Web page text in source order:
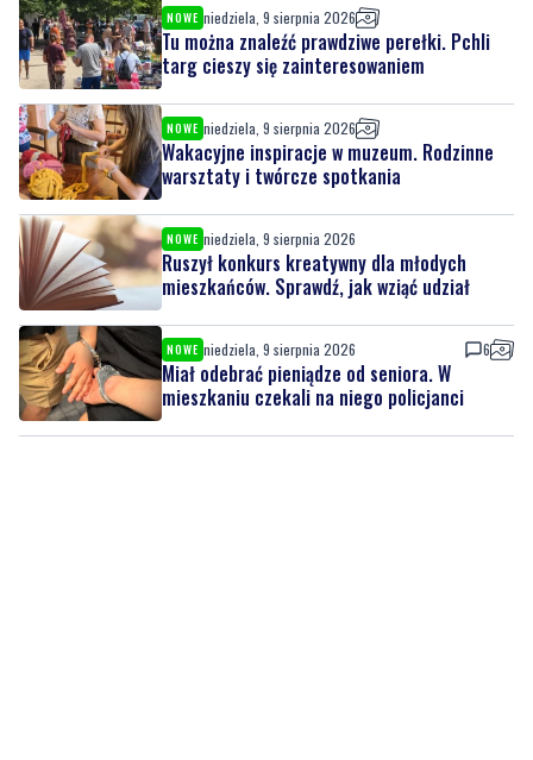
NOWE niedziela, 9 sierpnia 2026
Tu można znaleźć prawdziwe perełki. Pchli
targ cieszy się zainteresowaniem
NOWE niedziela, 9 sierpnia 2026
Wakacyjne inspiracje w muzeum. Rodzinne
warsztaty i twórcze spotkania
NOWE niedziela, 9 sierpnia 2026
Ruszył konkurs kreatywny dla młodych
mieszkańców. Sprawdź, jak wziąć udział
NOWE niedziela, 9 sierpnia 2026 6
Miał odebrać pieniądze od seniora. W
mieszkaniu czekali na niego policjanci